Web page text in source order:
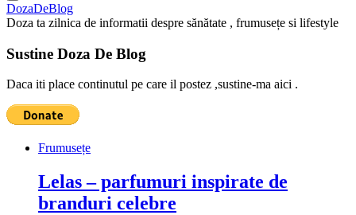
DozaDeBlog
Doza ta zilnica de informatii despre sănătate , frumusețe si lifestyle
Sustine Doza De Blog
Daca iti place continutul pe care il postez ,sustine-ma aici .
Frumusețe
Lelas – parfumuri inspirate de
branduri celebre